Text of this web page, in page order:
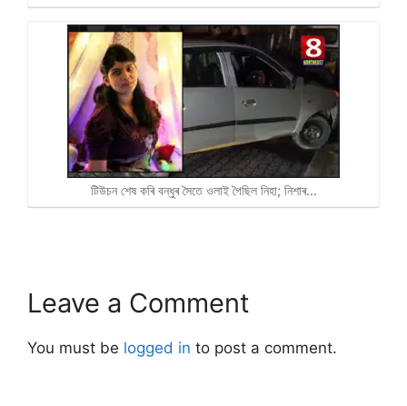
টিউচন শেষ কৰি বন্ধুৰ সৈতে ওলাই গৈছিল নিহা; নিশাৰ…
Leave a Comment
You must be logged in to post a comment.